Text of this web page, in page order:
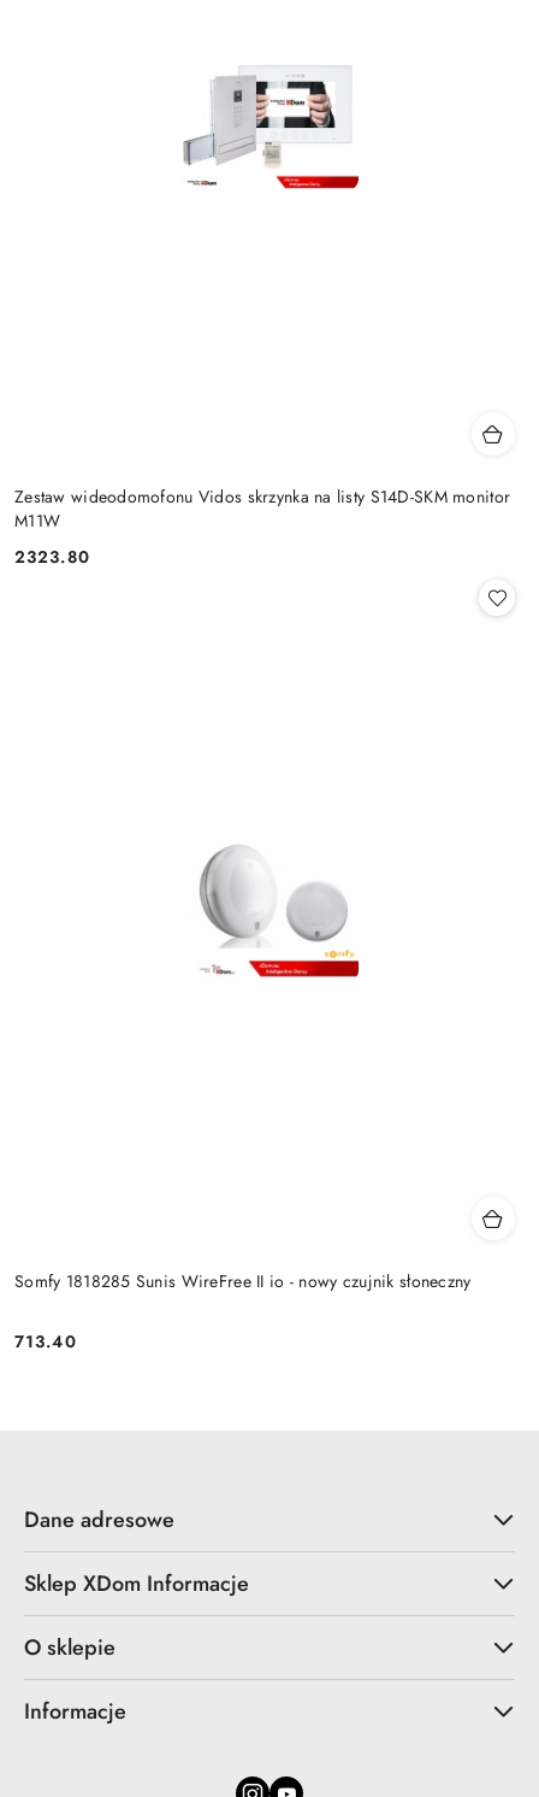
Zestaw wideodomofonu Vidos skrzynka na listy S14D-SKM monitor
M11W
Cena:
2323.80
Somfy 1818285 Sunis WireFree II io - nowy czujnik słoneczny
Cena:
713.40
Dane adresowe
Sklep XDom Informacje
O sklepie
Informacje